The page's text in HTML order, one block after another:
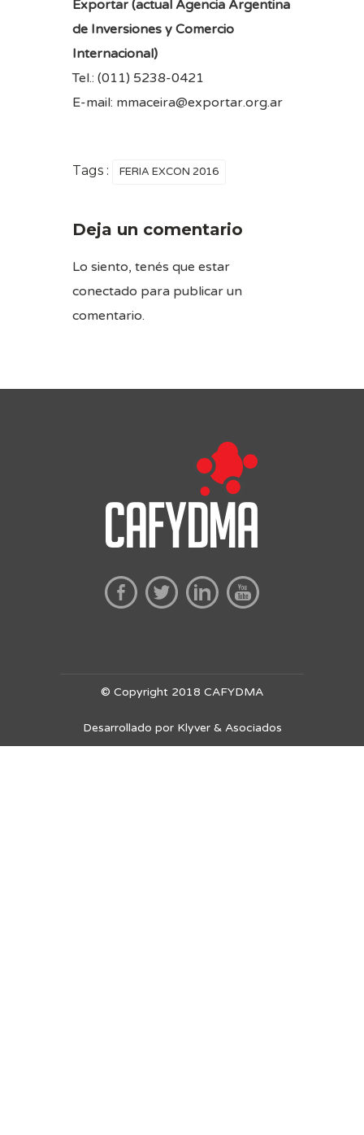
Exportar (actual Agencia Argentina
de Inversiones y Comercio
Internacional)
Tel.: (011) 5238-0421
E-mail: mmaceira@exportar.org.ar
Tags : FERIA EXCON 2016
Deja un comentario
Lo siento, tenés que estar
conectado para publicar un
comentario.
© Copyright 2018 CAFYDMA
Desarrollado por Klyver & Asociados